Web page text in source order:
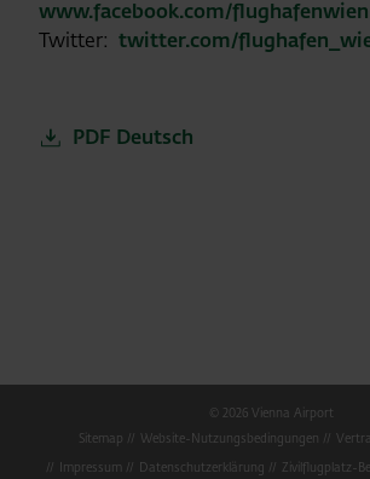
www.facebook.com/flughafenwien
Twitter: twitter.com/
PDF Deutsch
© 2026 Vienna Airport
Sitemap
Website-Nutzungsbedingungen
Impressum
Datenschutzerklärung Zivilflugplatz-